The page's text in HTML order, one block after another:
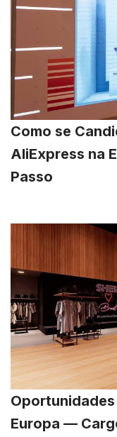
Como se
AliExpress na
Passo
Oportunidades
Europa —